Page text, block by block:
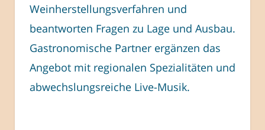
Weinherstellungsverfahren und
beantworten Fragen zu Lage und Ausbau.
Gastronomische Partner ergänzen das
Angebot mit regionalen Spezialitäten und
abwechslungsreiche Live-Musik.